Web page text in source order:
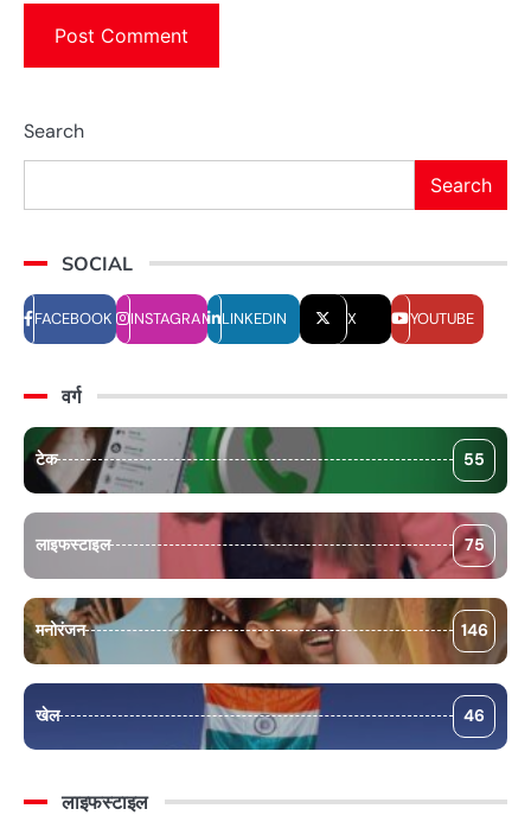
Search
Search
SOCIAL
FACEBOOK INSTAGRAM LINKEDIN X YOUTUBE
वर्ग
टेक 55
लाइफस्टाइल 75
मनोरंजन 146
खेल 46
लाइफस्टाइल